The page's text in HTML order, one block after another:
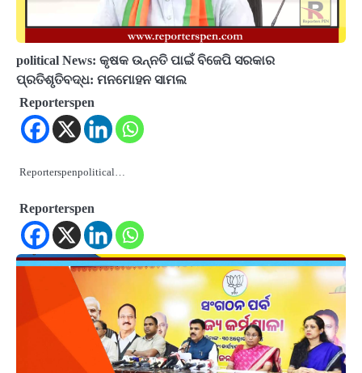
political News: କୃଷକ ଉନ୍ନତି ପାଇଁ ବିଜେପି ସରକାର
ପ୍ରତିଶୃତିବଦ୍ଧ: ମନମୋହନ ସାମଲ
Reporterspen
Reporterspenpolitical…
Reporterspen